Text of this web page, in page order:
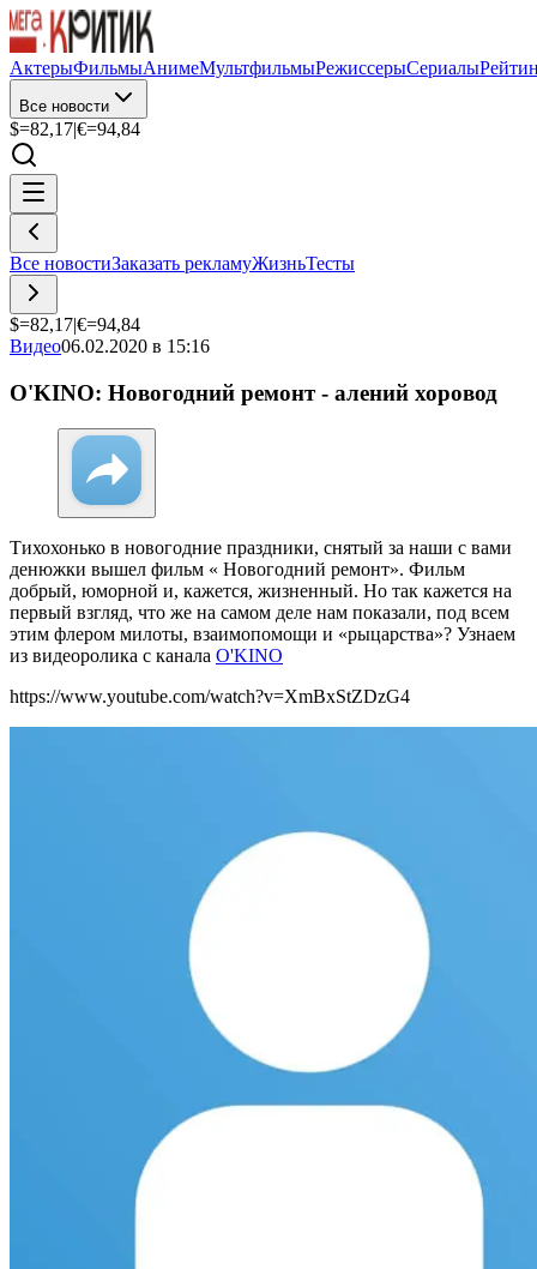
АктерыФильмыАнимеМультфильмыРежиссерыСериалы
Все новости
$=82,17|€=94,84
Все новостиЗаказать рекламуЖизньТесты
$=82,17|€=94,84
Видео06.02.2020 в 15:16
O'KINO: Новогодний ремонт - алений хоровод
Тихохонько в новогодние праздники, снятый за наши с вами
денюжки вышел фильм « Новогодний ремонт». Фильм
добрый, юморной и, кажется, жизненный. Но так кажется на
первый взгляд, что же на самом деле нам показали, под всем
этим флером милоты, взаимопомощи и «рыцарства»? Узнаем
из видеоролика с канала O'KINO
https://www.youtube.com/watch?v=XmBxStZDzG4